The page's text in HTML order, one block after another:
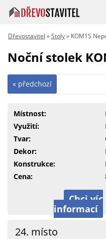
Dřevostavitel »Stoly» KOM1S
Noční stolek
« předchozí
Místnost:
Využití:
Tvar:
Dekor:
Konstrukce:
Cena:
Chci víc
informací
24. místo